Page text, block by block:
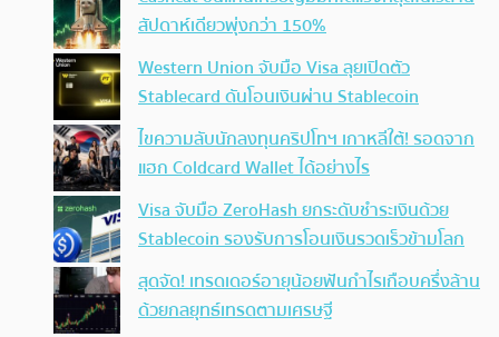
สัปดาห์เดียวพุ่งกว่า 150%
Western Union จับมือ Visa ลุยเปิดตัว
Stablecard ดันโอนเงินผ่าน Stablecoin
ไขความลับนักลงทุนคริปโทฯ เกาหลีใต้! รอดจาก
แฮก Coldcard Wallet ได้อย่างไร
Visa จับมือ ZeroHash ยกระดับชำระเงินด้วย
Stablecoin รองรับการโอนเงินรวดเร็วข้ามโลก
สุดจัด! เทรดเดอร์อายุน้อยฟันกำไรเกือบครึ่งล้าน
ด้วยกลยุทธ์เทรดตามเศรษฐี